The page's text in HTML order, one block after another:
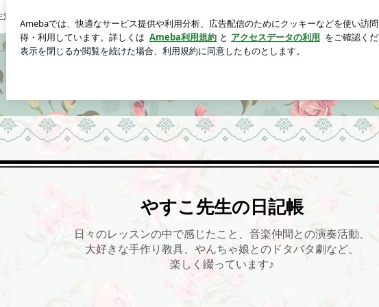
こ先生の日記帳
治医から聞いていなかった胸水 ロ
やすこ先生の日記帳
日々のレッスンの中で感じたこと、音楽仲間との演奏活動、
大好きな手作り教具、やんちゃ娘とのドタバタ劇など、
楽しく綴っています♪